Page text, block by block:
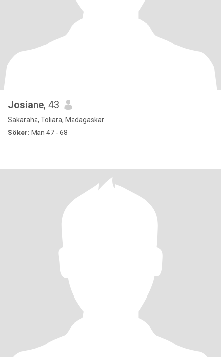
Josiane, 43
Sakaraha, Toliara, Madagaskar
Söker: Man 47 - 68